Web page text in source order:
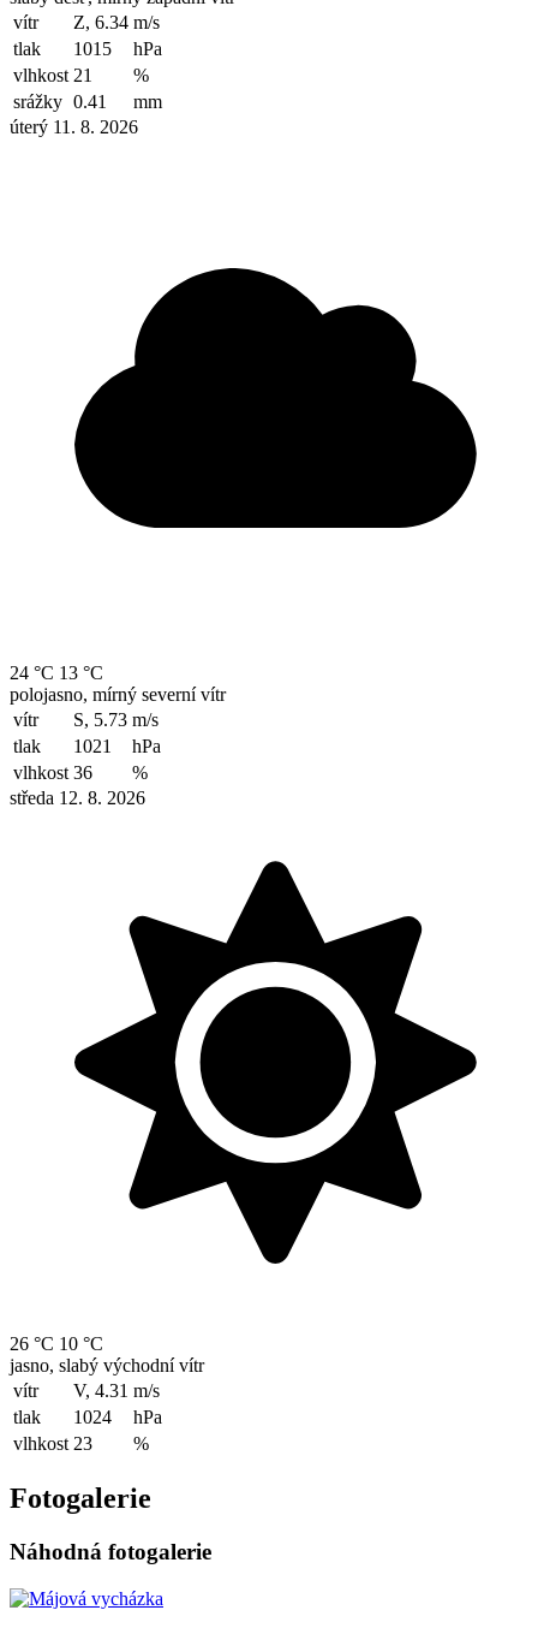
vítr
Z, 6.34 m/s
tlak
1015
hPa
vlhkost 21
%
srážky 0.41
mm
úterý 11. 8. 2026
24 °C 13 °C
polojasno, mírný severní vítr
vítr
S, 5.73 m/s
tlak
1021
hPa
vlhkost 36
%
středa 12. 8. 2026
26 °C 10 °C
jasno, slabý východní vítr
vítr
V, 4.31 m/s
tlak
1024
hPa
vlhkost 23 %
Fotogalerie
Náhodná fotogalerie